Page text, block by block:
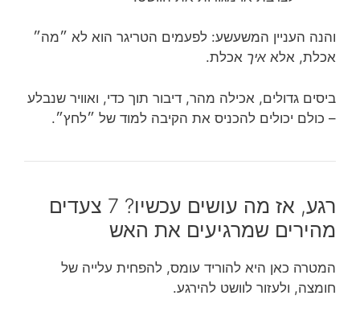
והנה העניין המשעשע: לפעמים הטריגר הוא לא ״מה״
אכלת, אלא איך אכלת.
ביסים גדולים, אכילה מהר, דיבור תוך כדי, ואוויר שנבלע
– כולם יכולים להכניס את הקיבה למוד של ״לחץ״.
רגע, אז מה עושים עכשיו? 7 צעדים
מהירים שמרגיעים את האש
המטרה כאן היא להוריד עומס, להפחית עלייה של
חומצה, ולעזור לוושט להירגע.